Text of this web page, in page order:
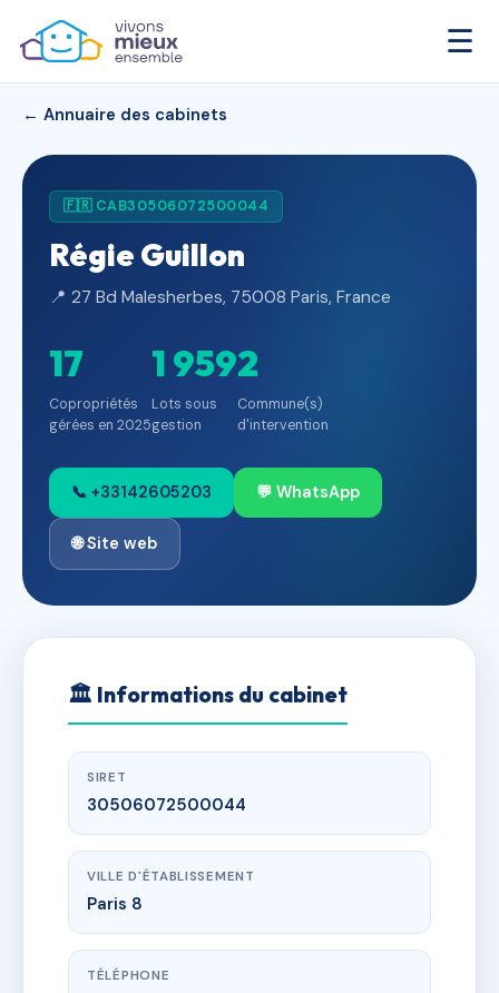
☰
← Annuaire des cabinets
🇫🇷 CAB30506072500044
Régie Guillon
📍 27 Bd Malesherbes, 75008 Paris, France
17
Copropriétés
gérées en 2025
1 959
Lots sous
gestion
2
Commune(s)
d'intervention
📞 +33142605203 💬 WhatsApp
🌐 Site web
🏛 Informations du cabinet
SIRET
30506072500044
VILLE D'ÉTABLISSEMENT
Paris 8
TÉLÉPHONE